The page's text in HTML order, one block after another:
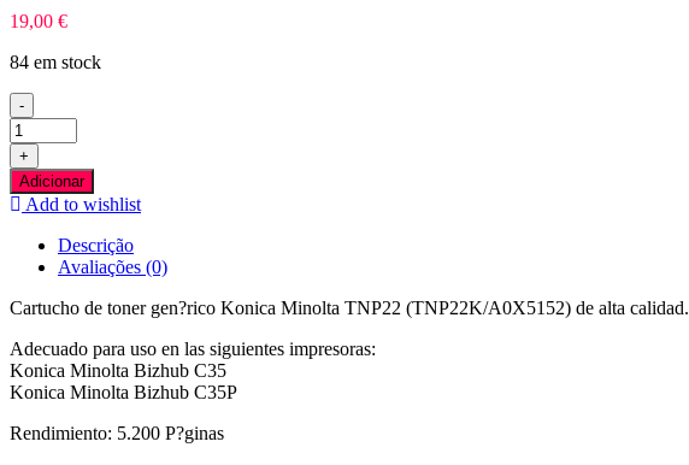
19,00 €
84 em stock
-
Quantidade
de
Konica
Minolta
TNP22
Compativel
+
Adicionar
Add to wishlist
Descrição
Avaliações (0)
Cartucho de toner gen?rico Konica Minolta TNP22 (TNP22K/A0X5152) de alta calidad.
Adecuado para uso en las siguientes impresoras:
Konica Minolta Bizhub C35
Konica Minolta Bizhub C35P
Rendimiento: 5.200 P?ginas